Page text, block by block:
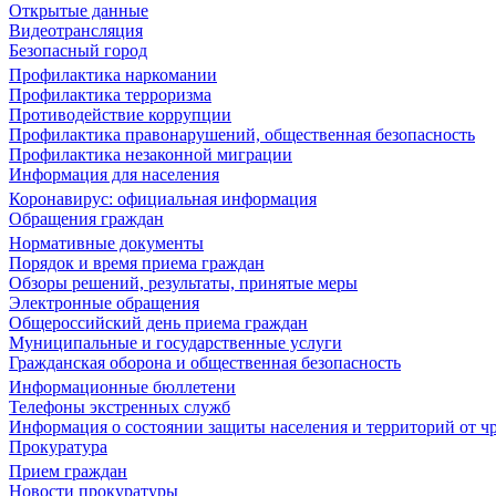
Открытые данные
Видеотрансляция
Безопасный город
Профилактика наркомании
Профилактика терроризма
Противодействие коррупции
Профилактика правонарушений, общественная безопасность
Профилактика незаконной миграции
Информация для населения
Коронавирус: официальная информация
Обращения граждан
Нормативные документы
Порядок и время приема граждан
Обзоры решений, результаты, принятые меры
Электронные обращения
Общероссийский день приема граждан
Муниципальные и государственные услуги
Гражданская оборона и общественная безопасность
Информационные бюллетени
Телефоны экстренных служб
Информация о состоянии защиты населения и территорий от
Прокуратура
Прием граждан
Новости прокуратуры